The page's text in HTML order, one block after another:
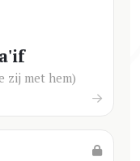
zij met hem)